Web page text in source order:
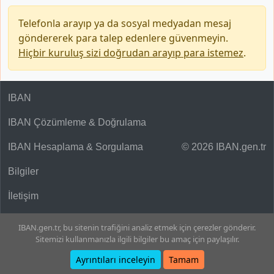
Telefonla arayıp ya da sosyal medyadan mesaj
göndererek para talep edenlere güvenmeyin.
Hiçbir kuruluş sizi doğrudan arayıp para istemez.
© 2026 IBAN.gen.tr
IBAN
IBAN Çözümleme & Doğrulama
IBAN Hesaplama & Sorgulama
Bilgiler
İletişim
IBAN.gen.tr, bu sitenin trafiğini analiz etmek için çerezler gönderir.
Sitemizi kullanmanızla ilgili bilgiler bu amaç için paylaşılır.
Ayrıntıları inceleyin Tamam